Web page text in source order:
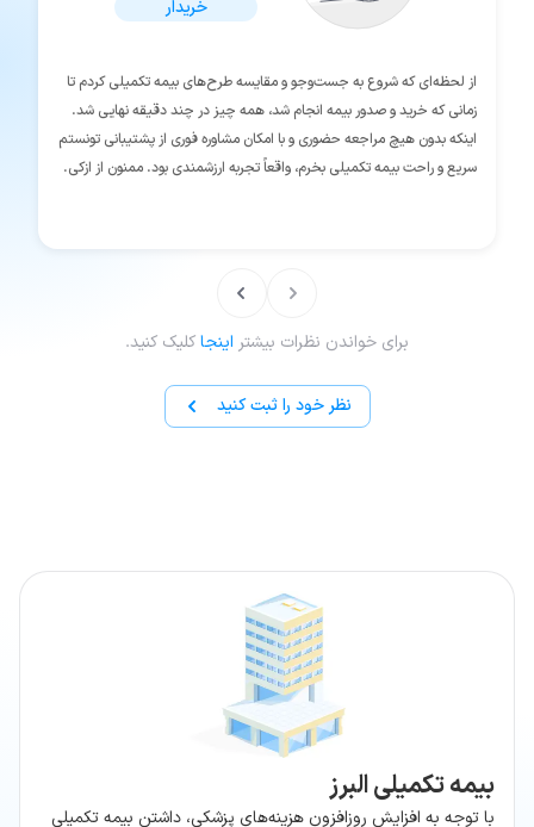
خریدار
از لحظه‌ای که شروع به جست‌وجو و مقایسه طرح‌های بیمه تکمیلی کردم تا
زمانی که خرید و صدور بیمه انجام شد، همه چیز در چند دقیقه نهایی شد.
اینکه بدون هیچ مراجعه حضوری و با امکان مشاوره فوری از پشتیبانی تونستم
سریع و راحت بیمه تکمیلی بخرم، واقعاً تجربه ارزشمندی بود. ممنون از ازکی.
برای خواندن نظرات بیشتر اینجاکلیک کنید.
نظر خود را ثبت کنید
بیمه تکمیلی البرز
با توجه به افزایش روزافزون هزینه‌های پزشکی، داشتن بیمه تکمیلی